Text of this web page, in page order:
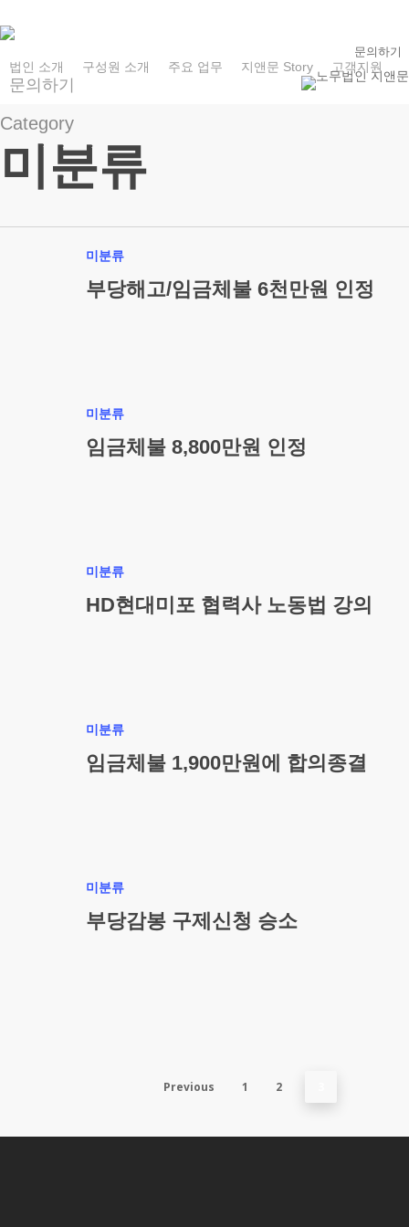
to
content
문의하기
법인 소개 구성원 소개 주요 업무 지앤문 Story 고객지원
문의 하기
Category
미분류
미분류
부당해고/임금체불 6천만원 인정
미분류
임금체불 8,800만원 인정
미분류
HD현대미포 협력사 노동법 강의
미분류
임금체불 1,900만원에 합의종결
미분류
부당감봉 구제신청 승소
Previous 1 2